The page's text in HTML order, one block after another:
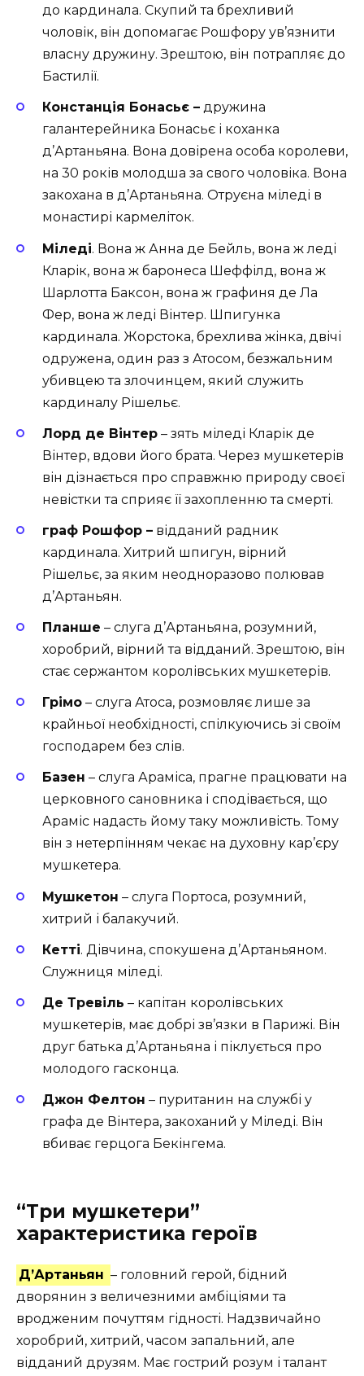
до кардинала. Скупий та брехливий
чоловік, він допомагає Рошфору ув’язнити
власну дружину. Зрештою, він потрапляє до
Бастилії.
Констанція Бонасьє – дружина
галантерейника Бонасьє і коханка
д’Артаньяна. Вона довірена особа королеви,
на 30 років молодша за свого чоловіка. Вона
закохана в д’Артаньяна. Отруєна міледі в
монастирі кармеліток.
Міледі. Вона ж Анна де Бейль, вона ж леді
Кларік, вона ж баронеса Шеффілд, вона ж
Шарлотта Баксон, вона ж графиня де Ла
Фер, вона ж леді Вінтер. Шпигунка
кардинала. Жорстока, брехлива жінка, двічі
одружена, один раз з Атосом, безжальним
убивцею та злочинцем, який служить
кардиналу Рішельє.
Лорд де Вінтер – зять міледі Кларік де
Вінтер, вдови його брата. Через мушкетерів
він дізнається про справжню природу своєї
невістки та сприяє її захопленню та смерті.
граф Рошфор – відданий радник
кардинала. Хитрий шпигун, вірний
Рішельє, за яким неодноразово полював
д’Артаньян.
Планше – слуга д’Артаньяна, розумний,
хоробрий, вірний та відданий. Зрештою, він
стає сержантом королівських мушкетерів.
Грімо – слуга Атоса, розмовляє лише за
крайньої необхідності, спілкуючись зі своїм
господарем без слів.
Базен – слуга Араміса, прагне працювати на
церковного сановника і сподівається, що
Араміс надасть йому таку можливість. Тому
він з нетерпінням чекає на духовну кар’єру
мушкетера.
Мушкетон – слуга Портоса, розумний,
хитрий і балакучий.
Кетті. Дівчина, спокушена д’Артаньяном.
Служниця міледі.
Де Тревіль – капітан королівських
мушкетерів, має добрі зв’язки в Парижі. Він
друг батька д’Артаньяна і піклується про
молодого гасконца.
Джон Фелтон – пуританин на службі у
графа де Вінтера, закоханий у Міледі. Він
вбиває герцога Бекінгема.
“Три мушкетери”
характеристика героїв
Д’Артаньян – головний герой, бідний
дворянин з величезними амбіціями та
вродженим почуттям гідності. Надзвичайно
хоробрий, хитрий, часом запальний, але
відданий друзям. Має гострий розум і талант